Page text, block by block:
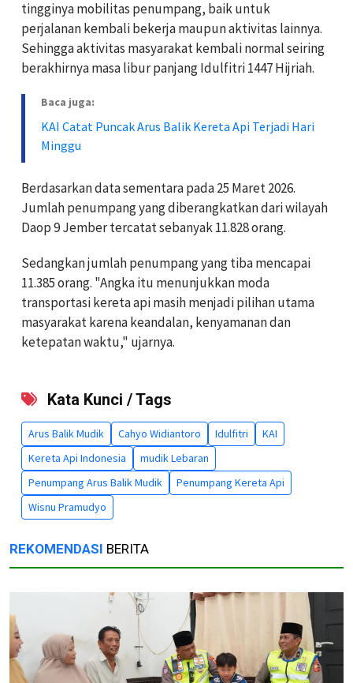
tingginya mobilitas penumpang, baik untuk
perjalanan kembali bekerja maupun aktivitas lainnya.
Sehingga aktivitas masyarakat kembali normal seiring
berakhirnya masa libur panjang Idulfitri 1447 Hijriah.
Baca juga:
KAI Catat Puncak Arus Balik Kereta Api Terjadi Hari
Minggu
Berdasarkan data sementara pada 25 Maret 2026.
Jumlah penumpang yang diberangkatkan dari wilayah
Daop 9 Jember tercatat sebanyak 11.828 orang.
Sedangkan jumlah penumpang yang tiba mencapai
11.385 orang. "Angka itu menunjukkan moda
transportasi kereta api masih menjadi pilihan utama
masyarakat karena keandalan, kenyamanan dan
ketepatan waktu," ujarnya.
Kata Kunci / Tags
Arus Balik Mudik Cahyo Widiantoro Idulfitri
KAI
Kereta Api Indonesia
mudik Lebaran
Penumpang Arus Balik Mudik
Penumpang Kereta Api
Wisnu Pramudyo
REKOMENDASI BERITA